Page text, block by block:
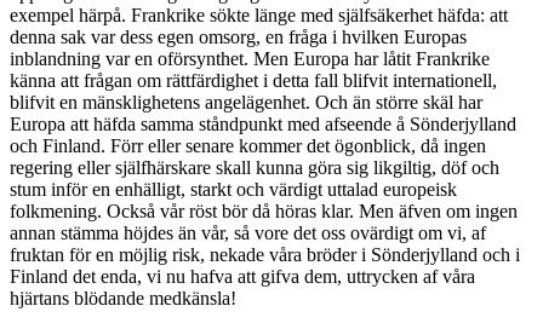
exempel härpå. Frankrike sökte länge med själfsäkerhet häfda: att
denna sak var dess egen omsorg, en fråga i hvilken Europas
inblandning var en oförsynthet. Men Europa har låtit Frankrike
känna att frågan om rättfärdighet i detta fall blifvit internationell,
blifvit en mänsklighetens angelägenhet. Och än större skäl har
Europa att häfda samma ståndpunkt med afseende å Sönderjylland
och Finland. Förr eller senare kommer det ögonblick, då ingen
regering eller själfhärskare skall kunna göra sig likgiltig, döf och
stum inför en enhälligt, starkt och värdigt uttalad europeisk
folkmening. Också vår röst bör då höras klar. Men äfven om ingen
annan stämma höjdes än vår, så vore det oss ovärdigt om vi, af
fruktan för en möjlig risk, nekade våra bröder i Sönderjylland och i
Finland det enda, vi nu hafva att gifva dem, uttrycken af våra
hjärtans blödande medkänsla!